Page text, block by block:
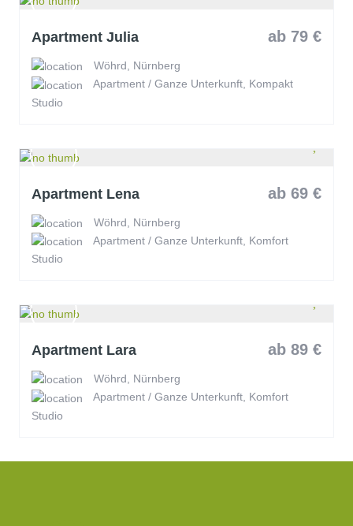
ab 79 €
Apartment Julia
Wöhrd, Nürnberg
Apartment / Ganze Unterkunft, Kompakt
Studio
ab 69 €
Apartment Lena
Wöhrd, Nürnberg
Apartment / Ganze Unterkunft, Komfort
Studio
ab 89 €
Apartment Lara
Wöhrd, Nürnberg
Apartment / Ganze Unterkunft, Komfort
Studio